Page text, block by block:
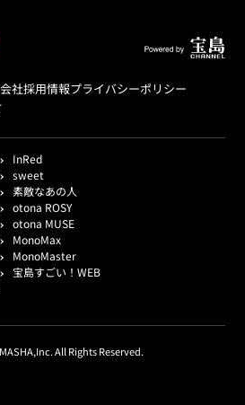
社採用情報プライバシーポリシー
InRed
sweet
素敵なあの人
otona ROSY
otona MUSE
MonoMax
MonoMaster
宝島すごい！WEB
All Rights Reserved.